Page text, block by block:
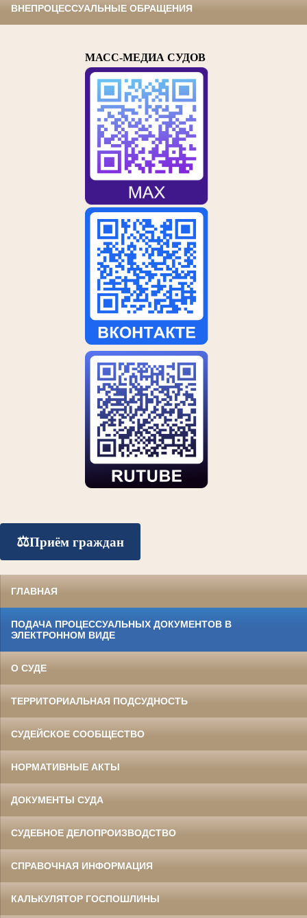
ВНЕПРОЦЕССУАЛЬНЫЕ ОБРАЩЕНИЯ
МАСС-МЕДИА СУДОВ
⚖️Приём граждан
ГЛАВНАЯ
ПОДАЧА ПРОЦЕССУАЛЬНЫХ ДОКУМЕНТОВ В
ЭЛЕКТРОННОМ ВИДЕ
О СУДЕ
ТЕРРИТОРИАЛЬНАЯ ПОДСУДНОСТЬ
СУДЕЙСКОЕ СООБЩЕСТВО
НОРМАТИВНЫЕ АКТЫ
ДОКУМЕНТЫ СУДА
СУДЕБНОЕ ДЕЛОПРОИЗВОДСТВО
СПРАВОЧНАЯ ИНФОРМАЦИЯ
КАЛЬКУЛЯТОР ГОСПОШЛИНЫ